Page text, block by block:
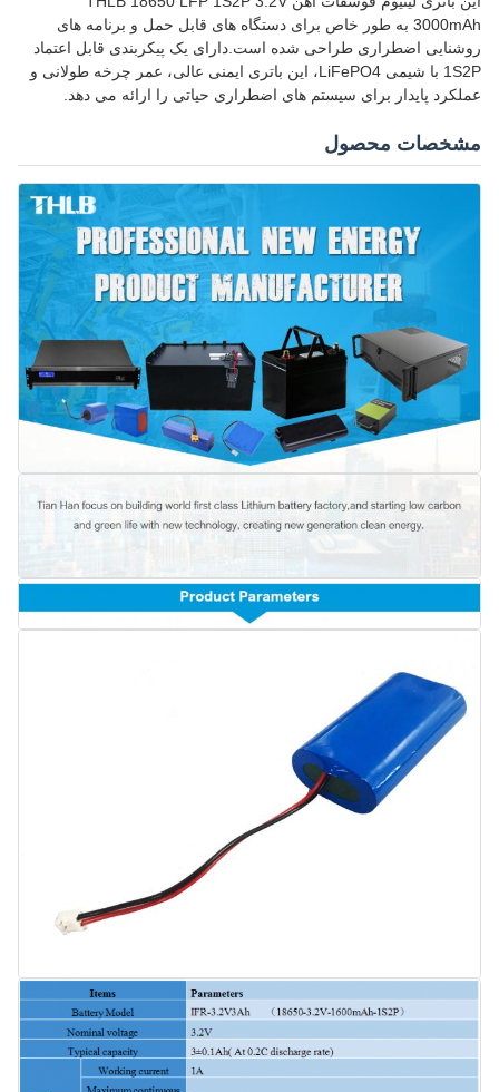
3000mAh به طور خاص برای دستگاه های قابل حمل و برنامه های
روشنایی اضطراری طراحی شده است.دارای یک پیکربندی قابل اعتماد
1S2P با شیمی LiFePO4، این باتری ایمنی عالی، عمر چرخه طولانی و
عملکرد پایدار برای سیستم های اضطراری حیاتی را ارائه می دهد.
مشخصات محصول